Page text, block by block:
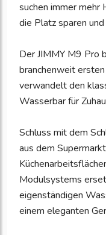
suchen immer mehr
die Platz sparen
Der JIMMY M9 Pro
branchenweit
verwandelt den
Wasserbar für
Schluss mit dem
aus dem
Modulsystems
eigenständigen
einem eleganten